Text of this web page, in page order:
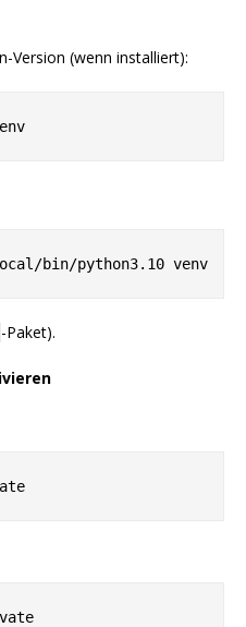
Version (wenn installiert):
-Paket).